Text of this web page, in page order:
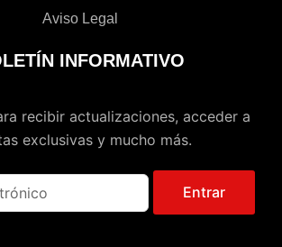
Aviso Legal
INFORMATIVO
recibir actualizaciones, acceder a
exclusivas y mucho más.
Entrar